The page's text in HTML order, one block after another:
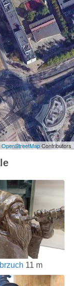
OpenStreetMapContributors
11 m